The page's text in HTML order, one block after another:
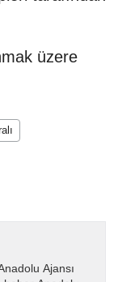
üzere
Ajansı